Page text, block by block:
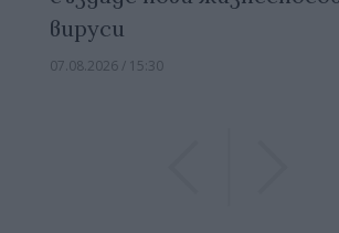
вируси
07.08.2026 / 15:30